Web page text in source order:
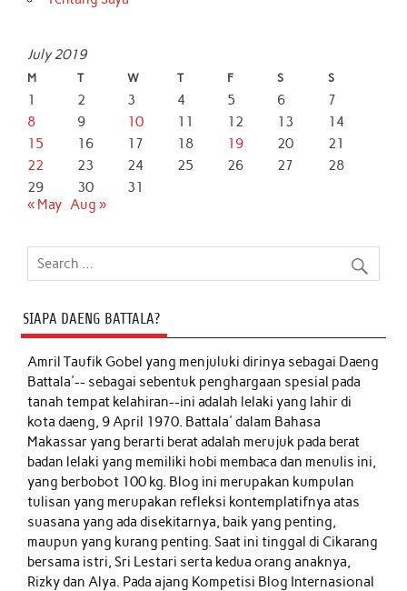
July 2019
M T W T F S S
1 2 3 4 5 6
7
8
9 10 11 12 13
14
15
16 17 18 19 20
21
22
23 24 25 26 27
28
29
30
31
« May Aug »
SIAPA DAENG BATTALA?
Amril Taufik Gobelyang menjuluki dirinya sebagai Daeng
Battala'-- sebagai sebentuk penghargaan spesial pada
tanah tempat kelahiran--ini adalah lelaki yang lahir di
kota daeng, 9 April 1970. Battala' dalam Bahasa
Makassar yang berarti berat adalah merujuk pada berat
badan lelaki yang memiliki hobi membaca dan menulis ini,
yang berbobot 100 kg. Blog ini merupakan kumpulan
tulisan yang merupakan refleksi kontemplatifnya atas
suasana yang ada disekitarnya, baik yang penting,
maupun yang kurang penting. Saat ini tinggal di Cikarang
bersama istri, Sri Lestari serta kedua orang anaknya,
Rizky dan Alya. Pada ajang Kompetisi Blog Internasional